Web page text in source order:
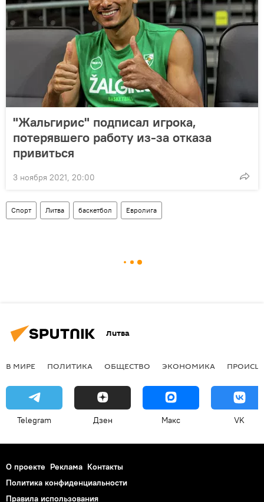
"Жальгирис" подписал игрока,
потерявшего работу из-за отказа
привиться
3 ноября 2021, 20:00
Спорт Литва баскетбол Евролига
Литва
В МИРЕ ПОЛИТИКА ОБЩЕСТВО ЭКОНОМИКА
Telegram Дзен Макс VK
О проекте Реклама Контакты
Политика конфиденциальности
Правила использования